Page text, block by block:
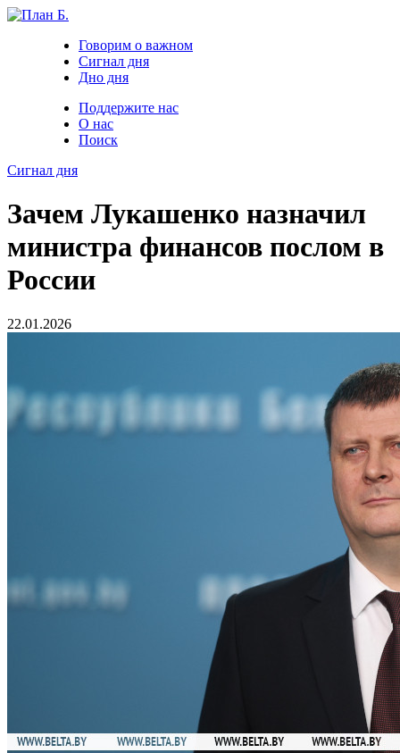
Говорим о важном
Сигнал дня
Дно дня
Поддержите нас
О нас
Поиск
Сигнал дня
Зачем Лукашенко назначил
министра финансов послом в
России
22.01.2026